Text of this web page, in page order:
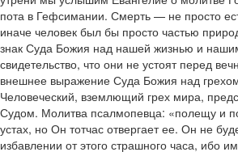
пота в Гефсимании. Смерть — не просто
иначе человек был бы просто частью
знак Суда Божия над нашей жизнью и
свидетельство, что они не устоят перед
внешнее выражение Суда Божия над
Человеческий, вземлющий грех мира,
Судом. Молитва псалмопевца: «полещу и
устах, но Он тотчас отвергает ее. Он не
избавлении от этого страшного часа, ибо